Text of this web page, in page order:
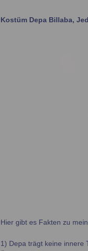
Kostüm Depa Billaba,
Hier gibt es Fakten zu
1) Depa trägt keine innere